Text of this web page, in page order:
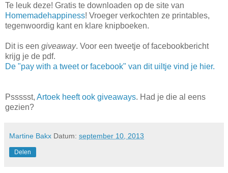
Te leuk deze! Gratis te downloaden op de site van
Homemadehappiness! Vroeger verkochten ze printables,
tegenwoordig kant en klare knipboeken.
Dit is een giveaway. Voor een tweetje of facebookbericht
krijg je de pdf.
De "pay with a tweet or facebook" van dit uiltje vind je hier.
Pssssst, Artoek heeft ook giveaways. Had je die al eens
gezien?
Martine Bakx Datum: september 10, 2013
Delen